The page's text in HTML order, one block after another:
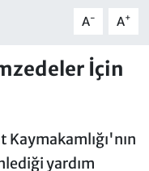
A- A+
İçin
yardım